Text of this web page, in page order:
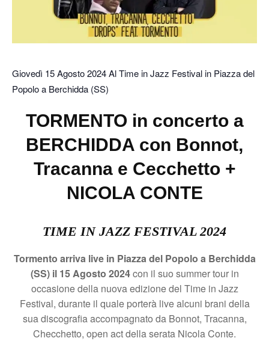
Giovedì 15 Agosto 2024 Al Time in Jazz Festival in Piazza del
Popolo a Berchidda (SS)
TORMENTO in concerto a
BERCHIDDA con Bonnot,
Tracanna e Cecchetto +
NICOLA CONTE
TIME IN JAZZ FESTIVAL 2024
Tormento arriva live in Piazza del Popolo a Berchidda
(SS) il 15 Agosto 2024con il suo summer tour in
occasione della nuova edizione del Time in Jazz
Festival, durante il quale porterà live alcuni brani della
sua discografia accompagnato da Bonnot, Tracanna,
Checchetto, open act della serata Nicola Conte.